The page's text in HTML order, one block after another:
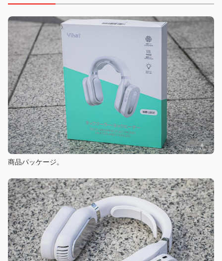
商品パッケージ。